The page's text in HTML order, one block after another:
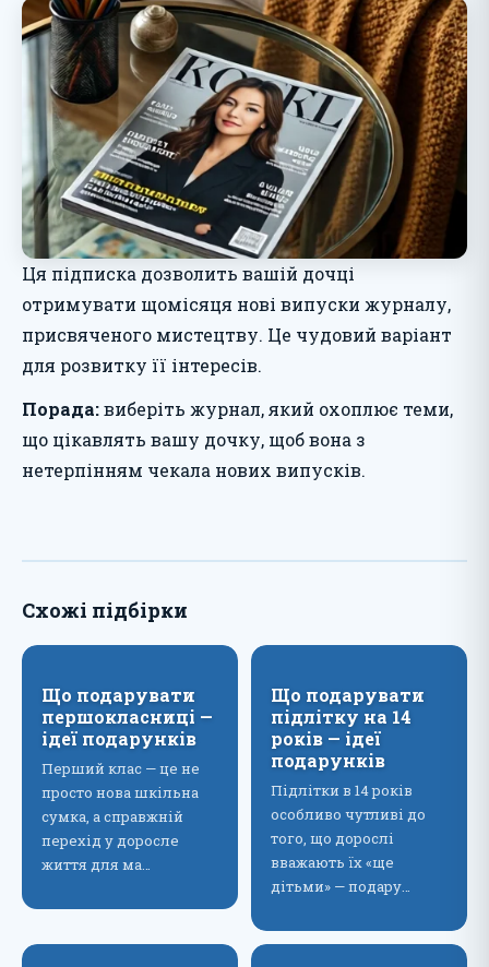
Ця підписка дозволить вашій дочці
отримувати щомісяця нові випуски журналу,
присвяченого мистецтву. Це чудовий варіант
для розвитку її інтересів.
Порада:виберіть журнал, який охоплює теми,
що цікавлять вашу дочку, щоб вона з
нетерпінням чекала нових випусків.
Схожі підбірки
Що подарувати
першокласниці —
ідеї подарунків
Перший клас — це не
просто нова шкільна
сумка, а справжній
перехід у доросле
життя для ма…
Що подарувати
підлітку на 14
років — ідеї
подарунків
Підлітки в 14 років
особливо чутливі до
того, що дорослі
вважають їх «ще
дітьми» — подару…